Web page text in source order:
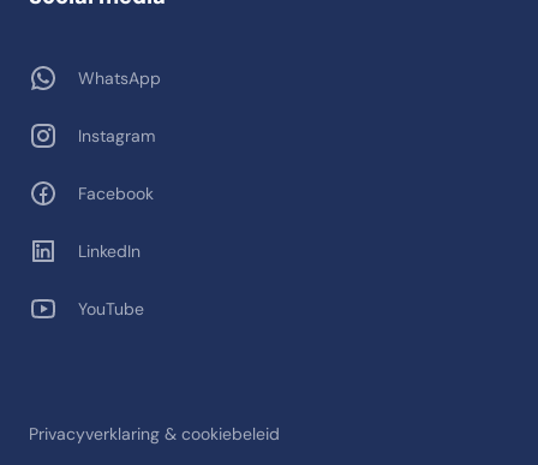
Privacyverklaring & cookiebeleid
WhatsApp
Instagram
Facebook
LinkedIn
YouTube